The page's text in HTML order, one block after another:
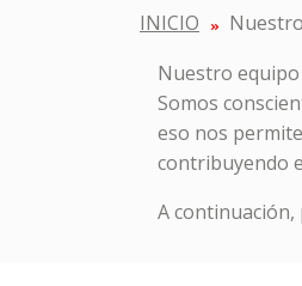
INICIO
Nuestro
Somos
eso nos
contribuyendo
A